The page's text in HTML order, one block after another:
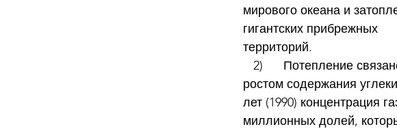
мирового океана и
гигантских прибрежных
территорий.
ростом содержания
лет (1990) концентрация
миллионных долей,